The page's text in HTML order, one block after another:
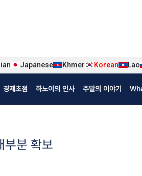
Hàn
Japanese Khmer Korean Lao
경제초점 하노이의 인사 주말의 이야기
부분 확보